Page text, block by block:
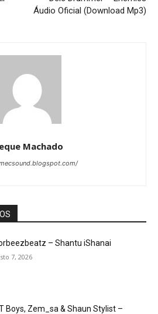
Áudio Oficial (Download Mp3)
Machado
– Shantu iShanai
7, 2026
Boys, Zem_sa & Shaun Stylist –